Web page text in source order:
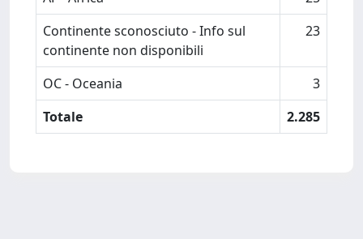
Continente sconosciuto - Info sul
continente non disponibili
23
OC - Oceania
3
Totale
2.285